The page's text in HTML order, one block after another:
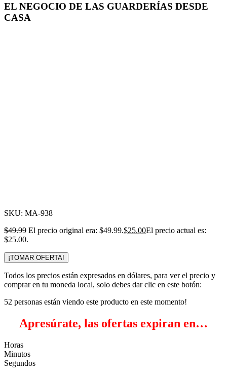
EL NEGOCIO DE LAS GUARDERÍAS DESDE
CASA
SKU: MA-938
$49.99 El precio original era: $49.99.$25.00El precio actual es:
$25.00.
¡TOMAR OFERTA!
Todos los precios están expresados en dólares, para ver el precio y
comprar en tu moneda local, solo debes dar clic en este botón:
52 personas están viendo este producto en este momento!
Apresúrate, las ofertas expiran en…
Horas
Minutos
Segundos